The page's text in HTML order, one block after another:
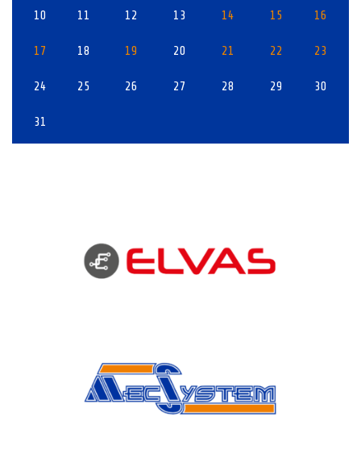
10 11 12 13 14 15 16
17 18 19 20 21 22 23
24 25 26 27 28 29 30
31